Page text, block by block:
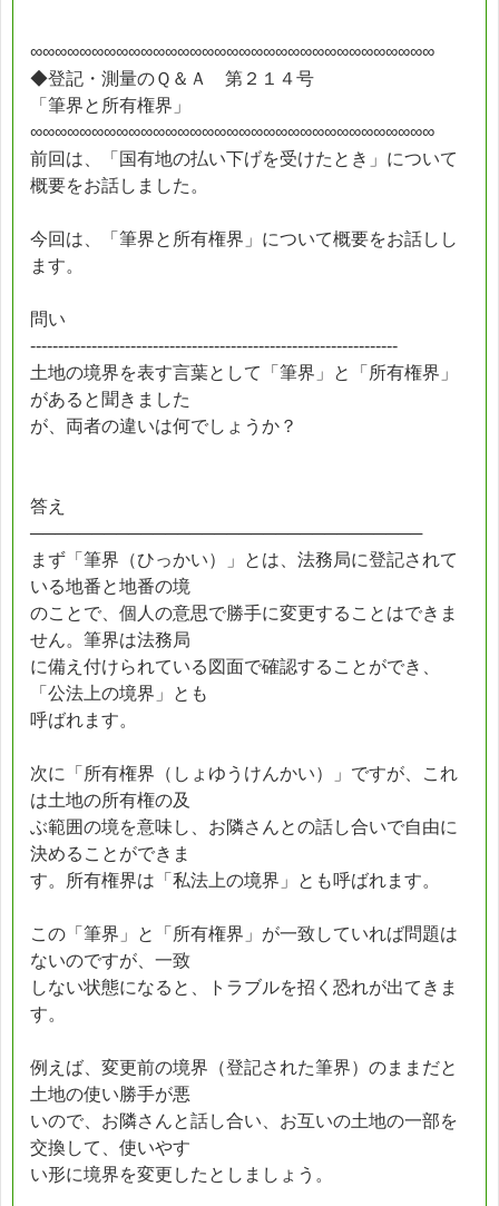
∞∞∞∞∞∞∞∞∞∞∞∞∞∞∞∞∞∞∞∞∞∞∞∞∞∞∞∞∞∞∞∞∞
◆登記・測量のＱ＆Ａ 第２１４号
「筆界と所有権界」
∞∞∞∞∞∞∞∞∞∞∞∞∞∞∞∞∞∞∞∞∞∞∞∞∞∞∞∞∞∞∞∞∞
前回は、「国有地の払い下げを受けたとき」について
概要をお話しました。
今回は、「筆界と所有権界」について概要をお話しし
ます。
問い
------------------------------------------------------------------
土地の境界を表す言葉として「筆界」と「所有権界」
があると聞きました
が、両者の違いは何でしょうか？
答え
────────────────────────────────
まず「筆界（ひっかい）」とは、法務局に登記されて
いる地番と地番の境
のことで、個人の意思で勝手に変更することはできま
せん。筆界は法務局
に備え付けられている図面で確認することができ、
「公法上の境界」とも
呼ばれます。
次に「所有権界（しょゆうけんかい）」ですが、これ
は土地の所有権の及
ぶ範囲の境を意味し、お隣さんとの話し合いで自由に
決めることができま
す。所有権界は「私法上の境界」とも呼ばれます。
この「筆界」と「所有権界」が一致していれば問題は
ないのですが、一致
しない状態になると、トラブルを招く恐れが出てきま
す。
例えば、変更前の境界（登記された筆界）のままだと
土地の使い勝手が悪
いので、お隣さんと話し合い、お互いの土地の一部を
交換して、使いやす
い形に境界を変更したとしましょう。